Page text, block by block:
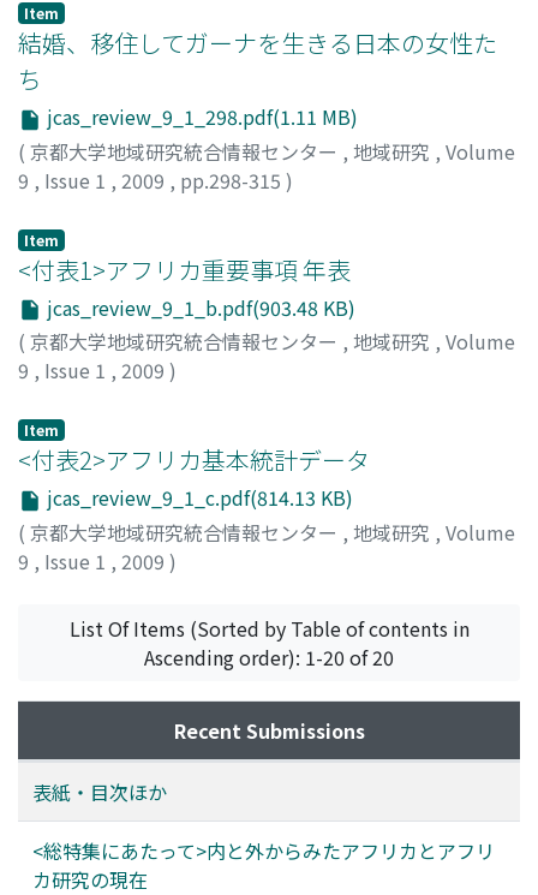
Item
結婚、移住してガーナを生きる日本の女性た
ち
jcas_review_9_1_298.pdf(1.11 MB)
( 京都大学地域研究統合情報センター , 地域研究 , Volume
9 , Issue 1 , 2009 , pp.298-315 )
Item
<付表1>アフリカ重要事項 年表
jcas_review_9_1_b.pdf(903.48 KB)
( 京都大学地域研究統合情報センター , 地域研究 , Volume
9 , Issue 1 , 2009 )
Item
<付表2>アフリカ基本統計データ
jcas_review_9_1_c.pdf(814.13 KB)
( 京都大学地域研究統合情報センター , 地域研究 , Volume
9 , Issue 1 , 2009 )
List Of Items (Sorted by Table of contents in
Ascending order): 1-20 of 20
Recent Submissions
表紙・目次ほか
<総特集にあたって>内と外からみたアフリカとアフリ
カ研究の現在